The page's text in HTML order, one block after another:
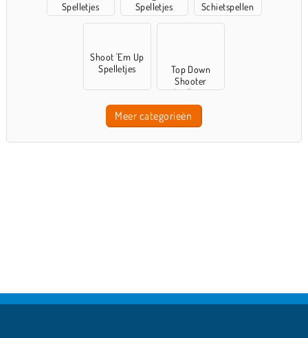
Spelletjes
Spelletjes
Schietspellen
Shoot 'Em Up
Spelletjes
Top Down
Shooter
Spelletjes
Meer categorieën